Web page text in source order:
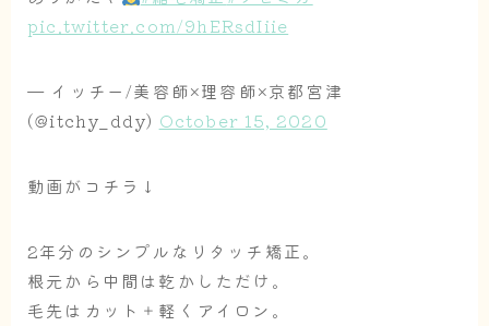
pic.twitter.com/9hERsdIiie
— イッチー/美容師×理容師×京都宮津
(@itchy_ddy) October 15, 2020
動画がコチラ↓
2年分のシンプルなリタッチ矯正。
根元から中間は乾かしただけ。
毛先はカット＋軽くアイロン。